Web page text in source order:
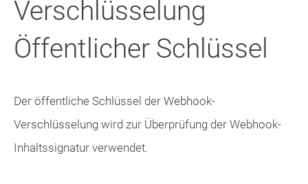
Verschlüsselung
Öffentlicher Schlüssel
Der öffentliche Schlüssel der Webhook-
Verschlüsselung wird zur Überprüfung der Webhook-
Inhaltssignatur verwendet.